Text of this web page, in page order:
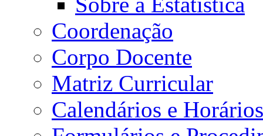
Coordenação
Corpo Docente
Matriz Curricular
Calendários e Horários